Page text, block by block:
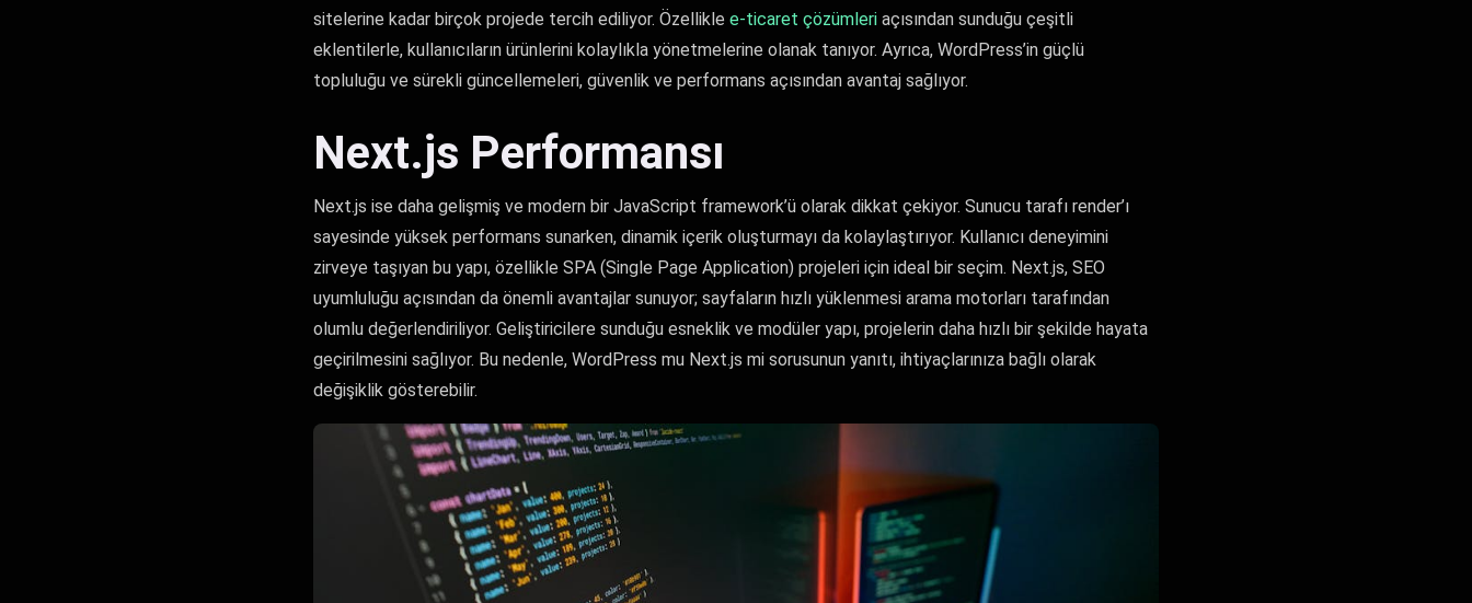
sitelerine kadar birçok projede tercih ediliyor. Özellikle e-ticaret çözümleri açısından sunduğu çeşitli
eklentilerle, kullanıcıların ürünlerini kolaylıkla yönetmelerine olanak tanıyor. Ayrıca, WordPress’in güçlü
topluluğu ve sürekli güncellemeleri, güvenlik ve performans açısından avantaj sağlıyor.
Next.js Performansı
Next.js ise daha gelişmiş ve modern bir JavaScript framework’ü olarak dikkat çekiyor. Sunucu tarafı render’ı
sayesinde yüksek performans sunarken, dinamik içerik oluşturmayı da kolaylaştırıyor. Kullanıcı deneyimini
zirveye taşıyan bu yapı, özellikle SPA (Single Page Application) projeleri için ideal bir seçim. Next.js, SEO
uyumluluğu açısından da önemli avantajlar sunuyor; sayfaların hızlı yüklenmesi arama motorları tarafından
olumlu değerlendiriliyor. Geliştiricilere sunduğu esneklik ve modüler yapı, projelerin daha hızlı bir şekilde hayata
geçirilmesini sağlıyor. Bu nedenle, WordPress mu Next.js mi sorusunun yanıtı, ihtiyaçlarınıza bağlı olarak
değişiklik gösterebilir.